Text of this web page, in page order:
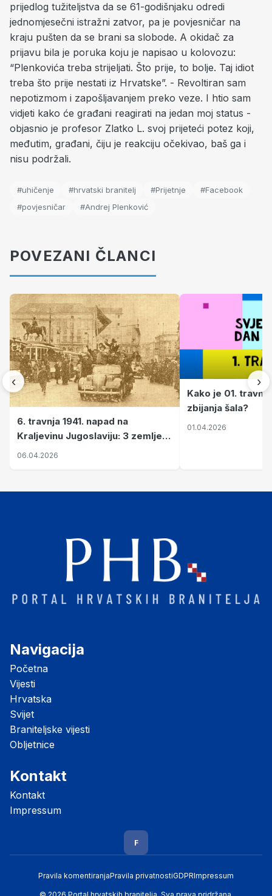
prijedlog tužiteljstva da se 61-godišnjaku odredi
jednomjesečni istražni zatvor, pa je povjesničar na
kraju pušten da se brani sa slobode. A okidač za
prijavu bila je poruka koju je napisao u kolovozu:
“Plenkovića treba strijeljati. Što prije, to bolje. Taj idiot
treba što prije nestati iz Hrvatske”. - Revoltiran sam
nepotizmom i zapošljavanjem preko veze. I htio sam
vidjeti kako će građani reagirati na jedan moj status -
objasnio je profesor Zlatko L. svoj prijeteći potez koji,
međutim, građani, čiju je reakciju očekivao, baš ga i
nisu podržali.
#uhičenje #hrvatski branitelj #Prijetnje
#Facebook
#povjesničar
#Andrej Plenković
POVEZANI ČLANCI
‹
6. travnja 1941. napad na
Kraljevinu Jugoslaviju: 3 zemlje
nastale njenim raspadom
06.04.2026
Kako je 01.
zbijanja šala?
01.04.2026
›
Navigacija
Početna
Vijesti
Hrvatska
Svijet
Braniteljske vijesti
Obljetnice
Kontakt
Kontakt
Impressum
F
Pravila komentiranjaPravila privatnostiGDPRImpressum